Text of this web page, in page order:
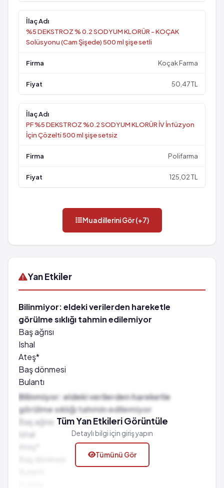
%5 DEKSTROZ % 0.2 SODYUM KLORÜR - KOÇAK
Solüsyonu (Cam Şişede) 500 ml şişe setli
Koçak Farma
50,47 TL
PF %5 DEKSTROZ %0.2 SODYUM KLORÜR İV İnfüzyon
İçin Çözelti 500 ml şişe setsiz
Polifarma
125,02 TL
Muadillerini Gör (+7)
Yan Etkiler
Bilinmiyor: eldeki verilerden hareketle
görülme sıklığı tahmin edilemiyor
Baş ağrısı
Ishal
Ateş*
Baş dönmesi
Bulantı
Kusma
Halsizlik
Böbrek yetmezliği
Kasılmalar
Vücutta su birikimi
Bilinmiyor: eldeki verilerden hareketle
görülme sıklığı tahmin edilemiyor
Baş ağrısı
Ishal
Tüm Yan Etkileri Görüntüle
Detaylı bilgi için giriş yapın
Tümünü Gör